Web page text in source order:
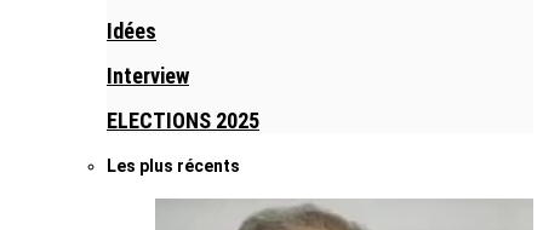
Idées
Interview
ELECTIONS 2025
Les plus récents